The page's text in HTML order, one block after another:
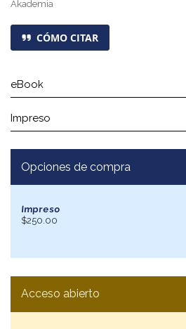
Akademia
CÓMO CITAR
eBook
Impreso
Opciones de compra
Impreso
$250.00
Acceso abierto